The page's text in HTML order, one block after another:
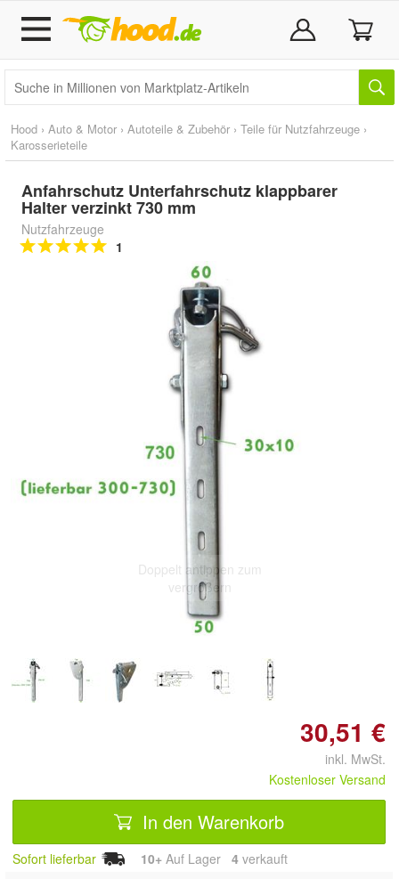
Hood › Auto & Motor › Autoteile & Zubehör › Teile für Nutzfahrzeuge ›
Karosserieteile
Anfahrschutz Unterfahrschutz klappbarer
Halter verzinkt 730 mm
Nutzfahrzeuge
1
Doppelt antippen zum
vergrößern
30,51 €
inkl. MwSt.
Kostenloser Versand
In den Warenkorb
Sofort lieferbar 10+ Auf Lager 4 verkauft